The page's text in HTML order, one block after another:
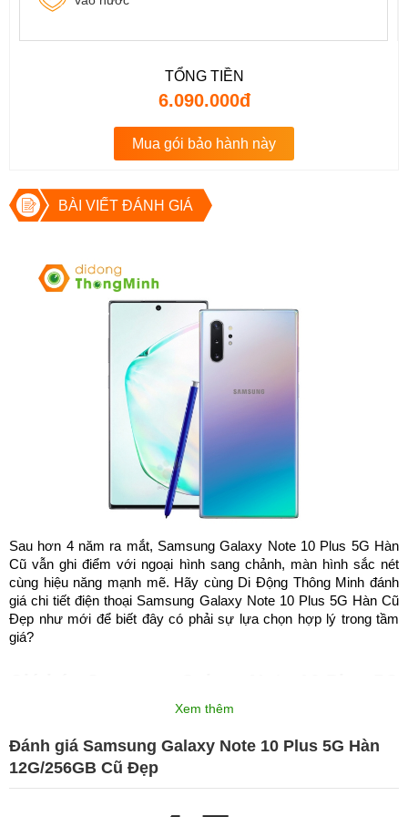
TỔNG TIỀN
6.090.000đ
Mua gói bảo hành này
BÀI VIẾT ĐÁNH GIÁ
Sau hơn 4 năm ra mắt, Samsung Galaxy Note 10 Plus 5G Hàn
Cũ vẫn ghi điểm với ngoại hình sang chảnh, màn hình sắc nét
cùng hiệu năng mạnh mẽ. Hãy cùng Di Động Thông Minh đánh
giá chi tiết điện thoại Samsung Galaxy Note 10 Plus 5G Hàn Cũ
Đẹp như mới để biết đây có phải sự lựa chọn hợp lý trong tầm
giá?
Hàn tại Di Động Thông Minh
Sản phẩm Giá ra mắt
Xem thêm
Đánh giá Samsung Galaxy Note 10 Plus 5G Hàn
12G/256GB Cũ Đẹp